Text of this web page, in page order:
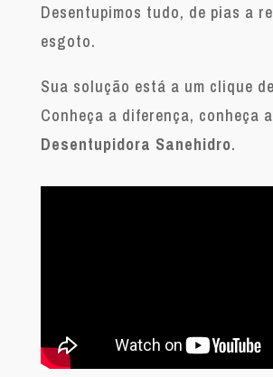
Desentupimos tudo, de pias a
esgoto.
Sua solução está a um clique
Conheça a diferença, conheça a
Desentupidora Sanehidro.